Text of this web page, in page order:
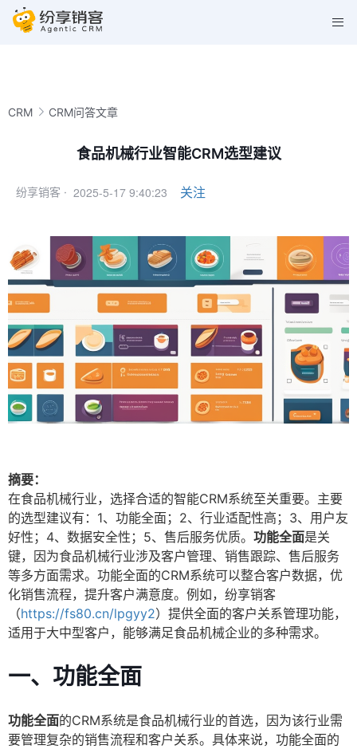
CRM CRM问答文章
食品机械行业智能CRM选型建议
纷享销客 · 2025-5-17 9:40:23 关注
摘要：
在食品机械行业，选择合适的智能CRM系统至关重要。主要
的选型建议有：1、功能全面；2、行业适配性高；3、用户友
好性；4、数据安全性；5、售后服务优质。 功能全面是关
键，因为食品机械行业涉及客户管理、销售跟踪、售后服务
等多方面需求。功能全面的CRM系统可以整合客户数据，优
化销售流程，提升客户满意度。例如，纷享销客
（https://fs80.cn/lpgyy2）提供全面的客户关系管理功能，
适用于大中型客户，能够满足食品机械企业的多种需求。
一、功能全面
功能全面的CRM系统是食品机械行业的首选，因为该行业需
要管理复杂的销售流程和客户关系。具体来说，功能全面的